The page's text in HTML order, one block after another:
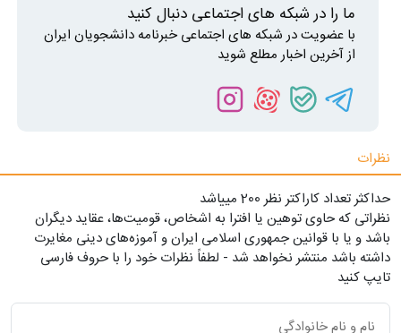
ما را در شبکه های اجتماعی دنبال کنید
با عضویت در شبکه های اجتماعی خبرنامه دانشجویان ایران
از آخرین اخبار مطلع شوید
نظرات
حداکثر تعداد کاراکتر نظر 200 ميياشد
نظراتی که حاوی توهین یا افترا به اشخاص، قومیت‌ها، عقاید دیگران
باشد و یا با قوانین جمهوری اسلامی ایران و آموزه‌های دینی مغایرت
داشته باشد منتشر نخواهد شد - لطفاً نظرات خود را با حروف فارسی
تایپ کنید